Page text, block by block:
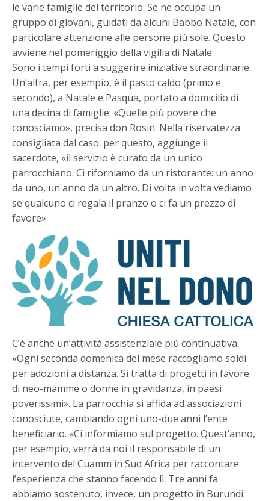
le varie famiglie del territorio. Se ne occupa un
gruppo di giovani, guidati da alcuni Babbo Natale, con
particolare attenzione alle persone più sole. Questo
avviene nel pomeriggio della vigilia di Natale.
Sono i tempi forti a suggerire iniziative straordinarie.
Un’altra, per esempio, è il pasto caldo (primo e
secondo), a Natale e Pasqua, portato a domicilio di
una decina di famiglie: «Quelle più povere che
conosciamo», precisa don Rosin. Nella riservatezza
consigliata dal caso: per questo, aggiunge il
sacerdote, «il servizio è curato da un unico
parrocchiano. Ci riforniamo da un ristorante: un anno
da uno, un anno da un altro. Di volta in volta vediamo
se qualcuno ci regala il pranzo o ci fa un prezzo di
favore».
C’è anche un’attività assistenziale più continuativa:
«Ogni seconda domenica del mese raccogliamo soldi
per adozioni a distanza. Si tratta di progetti in favore
di neo-mamme o donne in gravidanza, in paesi
poverissimi». La parrocchia si affida ad associazioni
conosciute, cambiando ogni uno-due anni l’ente
beneficiario. «Ci informiamo sul progetto. Quest’anno,
per esempio, verrà da noi il responsabile di un
intervento del Cuamm in Sud Africa per raccontare
l’esperienza che stanno facendo lì. Tre anni fa
abbiamo sostenuto, invece, un progetto in Burundi.